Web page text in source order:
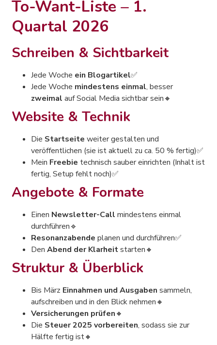
To-Want-Liste – 1.
Quartal 2026
Schreiben & Sichtbarkeit
Jede Woche ein Blogartikel✅
Jede Woche mindestens einmal, besser
zweimal auf Social Media sichtbar sein🔸
Website & Technik
Die Startseite weiter gestalten und
veröffentlichen (sie ist aktuell zu ca. 50 % fertig)✅
Mein Freebie technisch sauber einrichten (Inhalt ist
fertig, Setup fehlt noch)✅
Angebote & Formate
Einen Newsletter-Call mindestens einmal
durchführen🔹
Resonanzabende planen und durchführen✅
Den Abend der Klarheitstarten🔸
Struktur & Überblick
Bis März Einnahmen und Ausgaben sammeln,
aufschreiben und in den Blick nehmen🔸
Versicherungen prüfen🔸
Die Steuer 2025 vorbereiten, sodass sie zur
Hälfte fertig ist🔸